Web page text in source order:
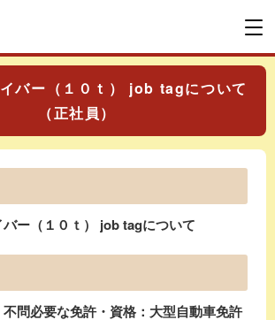
バー（１０ｔ） job tagについて
（正社員）
ー（１０ｔ） job tagについて
問必要な免許・資格：大型自動車免許